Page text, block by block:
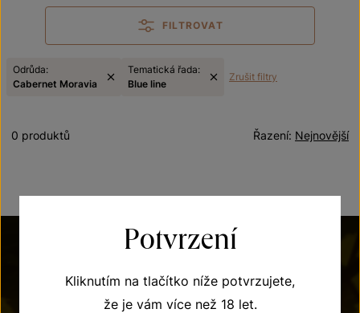
FILTROVAT
Odrůda:
Cabernet Moravia
Tematická řada:
Blue line
Zrušit filtry
Nejnovější
Řazení:
0 produktů
Potvrzení
Kliknutím na tlačítko níže potvrzujete,
že je vám více než 18 let.